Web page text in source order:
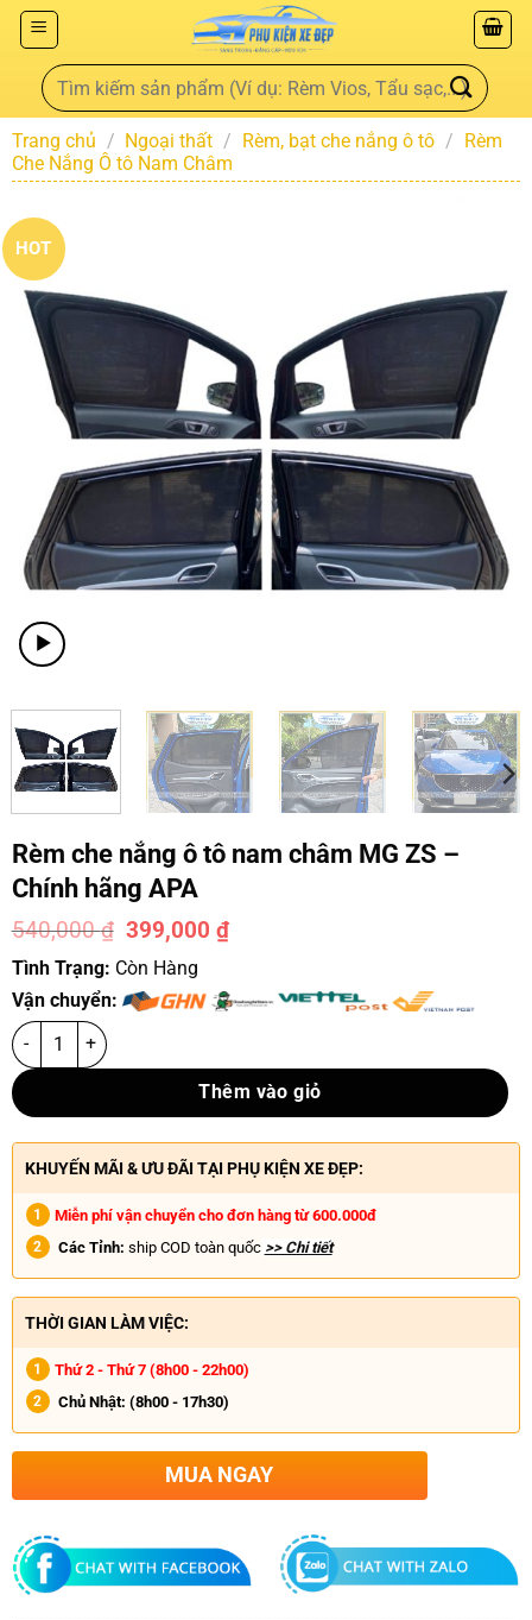
Trang chủ / Ngoại thất / Rèm, bạt che nắng ô tô / Rèm
Che Nắng Ô tô Nam Châm
HOT
Rèm che nắng ô tô nam châm MG ZS –
Chính hãng APA
540,000₫ 399,000₫
Tình Trạng: Còn Hàng
Vận chuyển:
Thêm vào giỏ
KHUYẾN MÃI & ƯU ĐÃI TẠI PHỤ KIỆN XE ĐẸP:
Miễn phí vận chuyển cho đơn hàng từ 600.000đ
Các Tỉnh: ship COD toàn quốc >> Chi tiết
THỜI GIAN LÀM VIỆC:
Thứ 2 - Thứ 7 (8h00 - 22h00)
Chủ Nhật: (8h00 - 17h30)
MUA NGAY